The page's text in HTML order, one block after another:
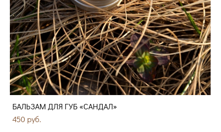
БАЛЬЗАМ ДЛЯ ГУБ «САНДАЛ»
450 pуб.